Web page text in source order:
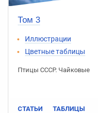
Том 3
Иллюстрации
Цветные таблицы
Птицы СССР. Чайковые
СТАТЬИ ТАБЛИЦЫ